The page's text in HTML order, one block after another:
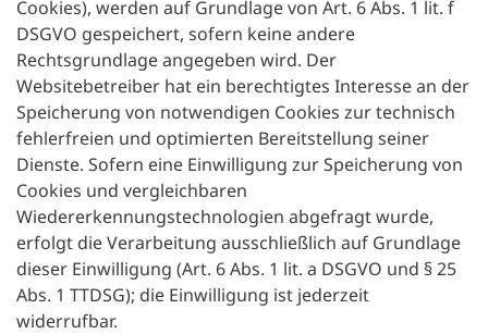
Cookies), werden auf Grundlage von Art. 6 Abs. 1 lit. f
DSGVO gespeichert, sofern keine andere
Rechtsgrundlage angegeben wird. Der
Websitebetreiber hat ein berechtigtes Interesse an der
Speicherung von notwendigen Cookies zur technisch
fehlerfreien und optimierten Bereitstellung seiner
Dienste. Sofern eine Einwilligung zur Speicherung von
Cookies und vergleichbaren
Wiedererkennungstechnologien abgefragt wurde,
erfolgt die Verarbeitung ausschließlich auf Grundlage
dieser Einwilligung (Art. 6 Abs. 1 lit. a DSGVO und § 25
Abs. 1 TTDSG); die Einwilligung ist jederzeit
widerrufbar.